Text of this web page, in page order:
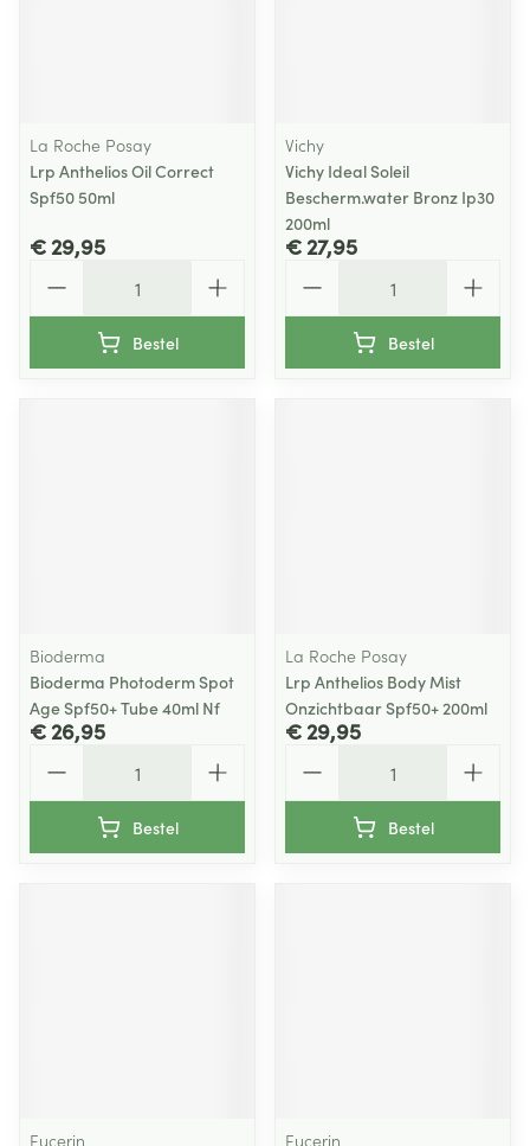
La Roche Posay
Lrp Anthelios Oil Correct
Spf50 50ml
€ 29,95
Bestel
Vichy
Vichy Ideal Soleil
Bescherm.water Bronz Ip30
200ml
€ 27,95
Bestel
Bioderma
Bioderma Photoderm Spot
Age Spf50+ Tube 40ml Nf
€ 26,95
Bestel
La Roche Posay
Lrp Anthelios Body Mist
Onzichtbaar Spf50+ 200ml
€ 29,95
Bestel
Eucerin Eucerin